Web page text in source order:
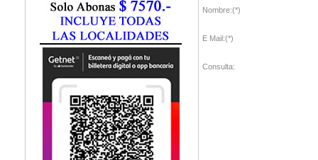
Nombre:(*)
E Mail:(*)
Consulta: